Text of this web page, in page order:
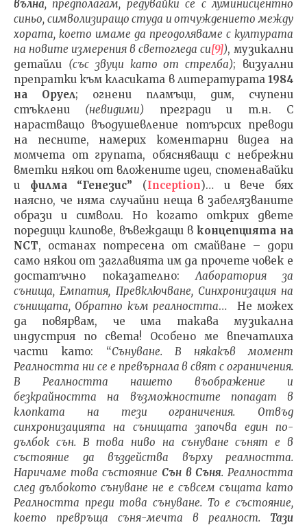
вълна, предполагам, редувайки се с луминисцентно
синьо, символизиращо студа и отчуждението между
хората, което имаме да преодоляваме с културата
на новите измерения в светогледа си[9]), музикални
детайли (със звуци като от стрелба); визуални
препратки към класиката в литературата 1984
на Оруел; огнени пламъци, дим, счупени
стъклени (невидими) прегради и т.н. С
нарастващо въодушевление потърсих преводи
на песните, намерих коментарни видеа на
момчета от групата, обясняващи с небрежни
вметки някои от вложените идеи, споменавайки
и филма “Генезис” (Inception)… и вече бях
наясно, че няма случайни неща в забелязваните
образи и символи. Но когато открих двете
поредици клипове, въвеждащи в концепцията на
NCT, останах потресена от смайване – дори
само някои от заглавията им да прочете човек е
достатъчно показателно:Лаборатория за
сънища, Емпатия, Превключване, Синхронизация на
сънищата, Обратно към реалността… Не можех
да повярвам, че има такава музикална
индустрия по света! Особено ме впечатлиха
части като: “Сънуване. В някакъв момент
Реалността ни се е превърнала в свят с ограничения.
В Реалността нашето въображение и
безкрайността на възможностите попадат в
клопката на тези ограничения.
Отвъд
синхронизацията на сънищата започва един по-
дълбок сън. В това ниво на сънуване сънят е в
състояние да въздейства върху реалността.
Наричаме това състояние Сън в Съня. Реалността
след дълбокото сънуване не е съвсем същата като
Реалността преди това сънуване. То е състояние,
което превръща съня-мечта в реалност. Тази